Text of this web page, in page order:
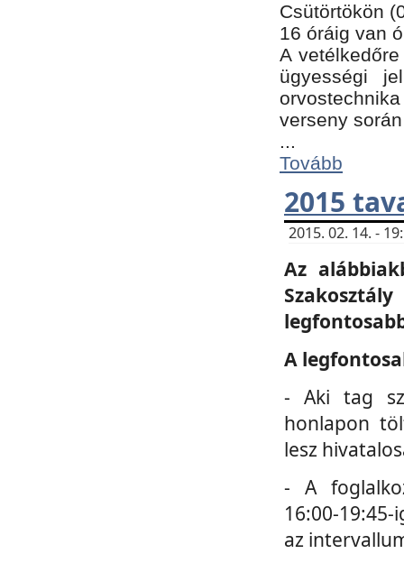
Csütörtökön
16 óráig van
A
ügyességi
verseny
...
Tovább
2015
2015. 02. 14. -
Az
A
- Aki tag
honlapon
lesz
- A
16:00-
az